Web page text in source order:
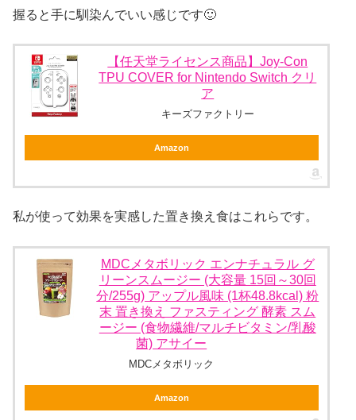
握ると手に馴染んでいい感じです🙂
【任天堂ライセンス商品】Joy-Con
TPU COVER for Nintendo Switch クリ
ア
キーズファクトリー
Amazon
私が使って効果を実感した置き換え食はこれらです。
MDCメタボリック エンナチュラル グ
リーンスムージー (大容量 15回～30回
分/255g) アップル風味 (1杯48.8kcal) 粉
末 置き換え ファスティング 酵素 スム
ージー (食物繊維/マルチビタミン/乳酸
菌) アサイー
MDCメタボリック
Amazon